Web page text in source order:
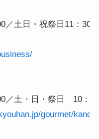
／土日・祝祭日11：30
／土・日・祭日　10：
gourmet/